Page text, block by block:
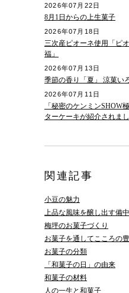
2026年07月22日
8月1日からの上生菓子
2026年07月18日
三次産ピオーネ使用「ピ
福」
2026年07月13日
季節の香り「夏」 涼菓い
2026年07月11日
「秘密のケンミンSHOW
ターケーキが紹介されまし
関連記事
小豆の魅力
上品な風味を醸し出す備
梅坪のお菓子づくり
お菓子を通してこころの
お菓子の分類
「和菓子の日」の由来
和菓子の材料
人の一生と和菓子